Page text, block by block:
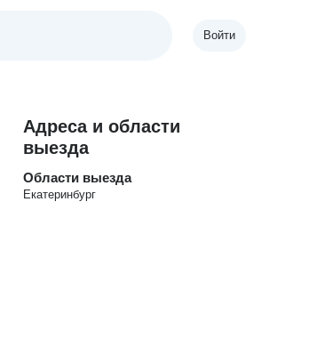
Войти
Адреса и области
выезда
Области выезда
Екатеринбург